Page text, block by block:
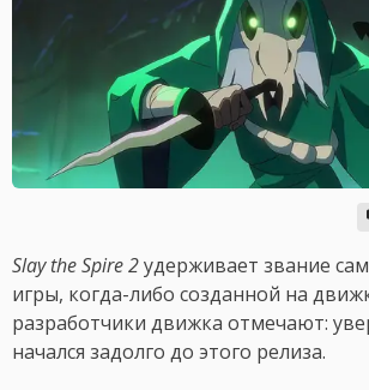
Slay the Spire 2удерживает звание
игры, когда-либо созданной на
разработчики движка отмечают:
начался задолго до этого релиза.